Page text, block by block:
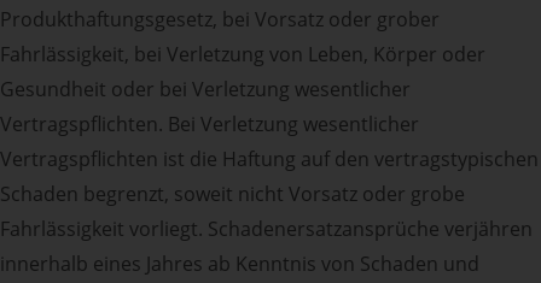
Produkthaftungsgesetz, bei Vorsatz oder grober
Fahrlässigkeit, bei Verletzung von Leben, Körper oder
Gesundheit oder bei Verletzung wesentlicher
Vertragspflichten. Bei Verletzung wesentlicher
Vertragspflichten ist die Haftung auf den vertragstypischen
Schaden begrenzt, soweit nicht Vorsatz oder grobe
Fahrlässigkeit vorliegt. Schadenersatzansprüche verjähren
innerhalb eines Jahres ab Kenntnis von Schaden und